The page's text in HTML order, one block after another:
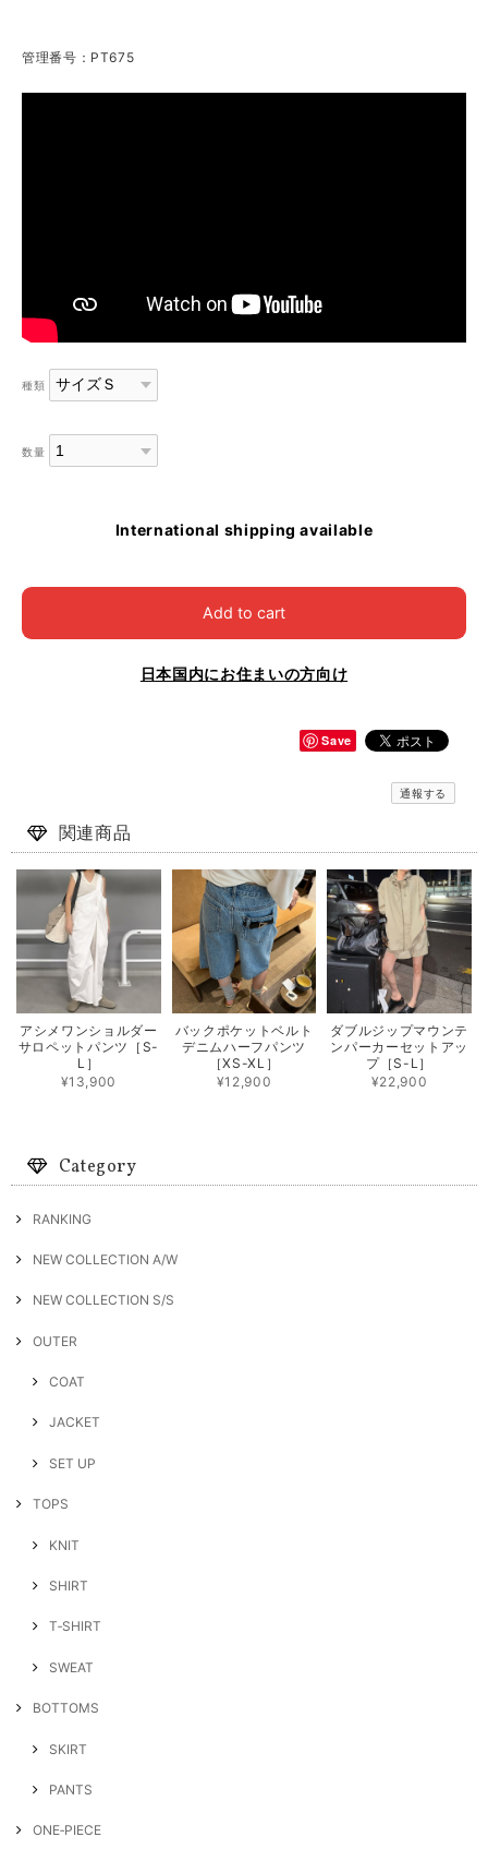
管理番号：PT675
種類
数量
International shipping available
Add to cart
日本国内にお住まいの方向け
Save
通報する
関連商品
アシメワンショルダー
サロペットパンツ［S-
L］
¥13,900
バックポケットベルト
デニムハーフパンツ
［XS-XL］
¥12,900
ダブルジップマウンテ
ンパーカーセットアッ
プ［S-L］
¥22,900
Category
RANKING
NEW COLLECTION A/W
NEW COLLECTION S/S
OUTER
COAT
JACKET
SET UP
TOPS
KNIT
SHIRT
T‐SHIRT
SWEAT
BOTTOMS
SKIRT
PANTS
ONE‐PIECE